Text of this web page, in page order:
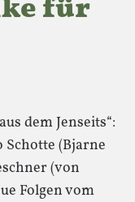
für
dem Jenseits“:
Schotte (Bjarne
(von
Folgen vom